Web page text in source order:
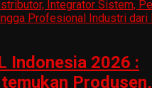
Indonesia 2026 :
Produsen,